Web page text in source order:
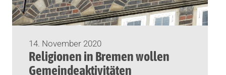
14. November 2020
Religionen in Bremen wollen
Gemeindeaktivitäten